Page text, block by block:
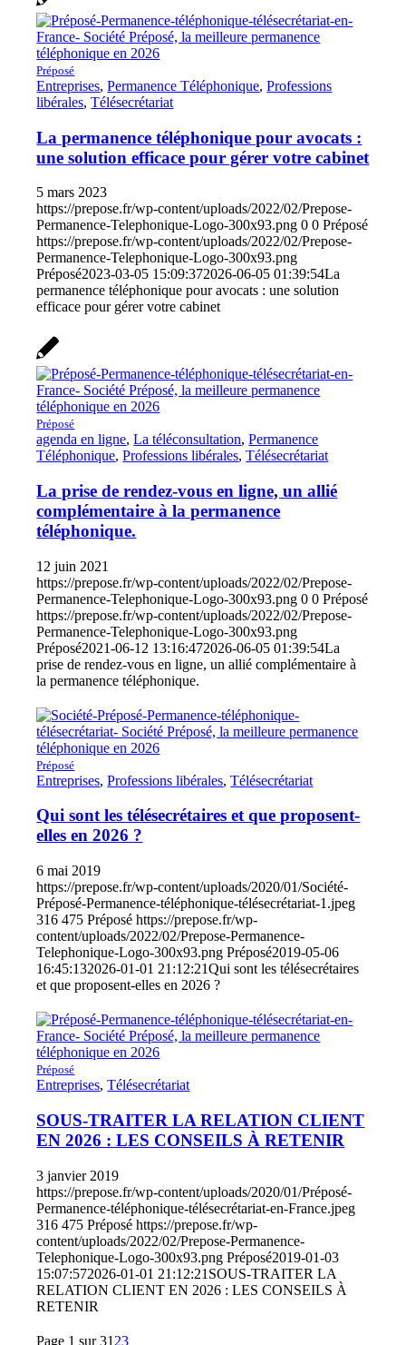
Préposé
Entreprises,Permanence Téléphonique,Professions
libérales,Télésecrétariat
La permanence téléphonique pour avocats :
une solution efficace pour gérer votre cabinet
5 mars 2023
https://prepose.fr/wp-content/uploads/2022/02/Prepose-
Permanence-Telephonique-Logo-300x93.png 0 0 Préposé
https://prepose.fr/wp-content/uploads/2022/02/Prepose-
Permanence-Telephonique-Logo-300x93.png
Préposé2023-03-05 15:09:372026-06-05 01:39:54La
permanence téléphonique pour avocats : une solution
efficace pour gérer votre cabinet
Préposé
agenda en ligne,La téléconsultation,Permanence
Téléphonique,Professions libérales,Télésecrétariat
La prise de rendez-vous en ligne, un allié
complémentaire à la permanence
téléphonique.
12 juin 2021
https://prepose.fr/wp-content/uploads/2022/02/Prepose-
Permanence-Telephonique-Logo-300x93.png 0 0 Préposé
https://prepose.fr/wp-content/uploads/2022/02/Prepose-
Permanence-Telephonique-Logo-300x93.png
Préposé2021-06-12 13:16:472026-06-05 01:39:54La
prise de rendez-vous en ligne, un allié complémentaire à
la permanence téléphonique.
Préposé
Entreprises,Professions libérales,Télésecrétariat
Qui sont les télésecrétaires et que proposent-
elles en 2026 ?
6 mai 2019
https://prepose.fr/wp-content/uploads/2020/01/Société-
Préposé-Permanence-téléphonique-télésecrétariat-1.jpeg
316 475 Préposé https://prepose.fr/wp-
content/uploads/2022/02/Prepose-Permanence-
Telephonique-Logo-300x93.png Préposé2019-05-06
16:45:132026-01-01 21:12:21Qui sont les télésecrétaires
et que proposent-elles en 2026 ?
Préposé
Entreprises,Télésecrétariat
SOUS-TRAITER LA RELATION CLIENT
EN 2026 : LES CONSEILS À RETENIR
3 janvier 2019
https://prepose.fr/wp-content/uploads/2020/01/Préposé-
Permanence-téléphonique-télésecrétariat-en-France.jpeg
316 475 Préposé https://prepose.fr/wp-
content/uploads/2022/02/Prepose-Permanence-
Telephonique-Logo-300x93.png Préposé2019-01-03
15:07:572026-01-01 21:12:21 SOUS-TRAITER LA
RELATION CLIENT EN 2026 : LES CONSEILS À
RETENIR
Page 1 sur 31 23